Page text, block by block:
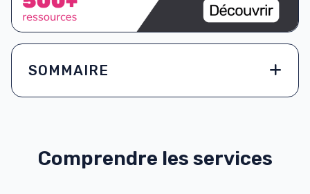
SOMMAIRE
Comprendre les services